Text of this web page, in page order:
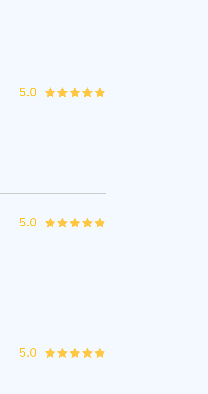
45
4
35
3
25
2
15
1
05
5.0
45
4
35
3
25
2
15
1
05
5.0
45
4
35
3
25
2
15
1
05
5.0